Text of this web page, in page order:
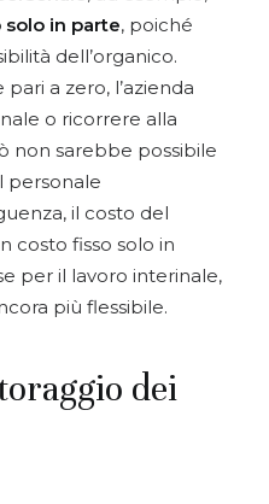
solo in parte, poiché
dell’organico.
a zero, l’azienda
o ricorrere alla
non sarebbe possibile
personale
il costo del
costo fisso solo in
per il lavoro interinale,
più flessibile.
dei